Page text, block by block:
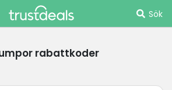
Sök
rabattkoder